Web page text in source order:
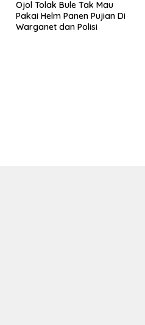
Ojol Tolak Bule Tak Mau
Pakai Helm Panen Pujian Di
Warganet dan Polisi